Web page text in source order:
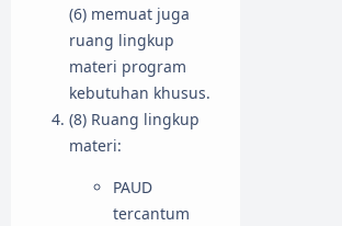
(6) memuat juga
ruang lingkup
materi program
kebutuhan khusus.
(8) Ruang lingkup
materi:
PAUD
tercantum